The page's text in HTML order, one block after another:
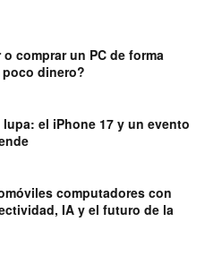
o comprar un PC de forma
dinero?
el iPhone 17 y un evento
computadores con
IA y el futuro de la